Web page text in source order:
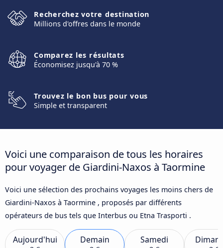
Recherchez votre destination
Millions d'offres dans le monde
Comparez les résultats
Économisez jusqu'à 70 %
Trouvez le bon bus pour vous
Simple et transparent
Voici une comparaison de tous les horaires
pour voyager de Giardini-Naxos à Taormine
Voici une sélection des prochains voyages les moins chers de
Giardini-Naxos à Taormine , proposés par différents
opérateurs de bus tels que Interbus ou Etna Trasporti .
Aujourd'hui Demain Samedi